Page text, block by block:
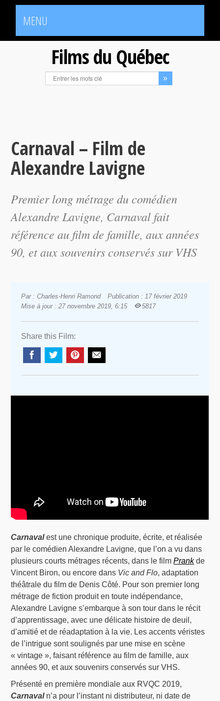
MENU
Films du Québec
Carnaval – Film de
Alexandre Lavigne
Premier long métrage du comédien
Alexandre Lavigne, Carnaval fait
référence au film de famille, aux années
90, et aux souvenirs conservés sur VHS
Par : Charles-Henri Ramond
Publication : 17 février 2019
Mise à jour : 27 novembre 2019, 6:15
5817
Share this Film:
Carnavalest une chronique produite, écrite, et réalisée
par le comédien Alexandre Lavigne, que l’on a vu dans
plusieurs courts métrages récents, dans le filmPrankde
Vincent Biron, ou encore dans Vic and Flo, adaptation
théâtrale du film de Denis Côté. Pour son premier long
métrage de fiction produit en toute indépendance,
Alexandre Lavigne s’embarque à son tour dans le récit
d’apprentissage, avec une délicate histoire de deuil,
d’amitié et de réadaptation à la vie. Les accents véristes
de l’intrigue sont soulignés par une mise en scène
« vintage », faisant référence au film de famille, aux
années 90, et aux souvenirs conservés sur VHS.
Présenté en première mondiale aux RVQC 2019,
Carnavaln’a pour l’instant ni distributeur, ni date de